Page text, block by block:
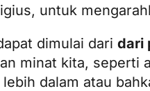
untuk
dimulai dari dari
minat kita, seperti
dalam atau